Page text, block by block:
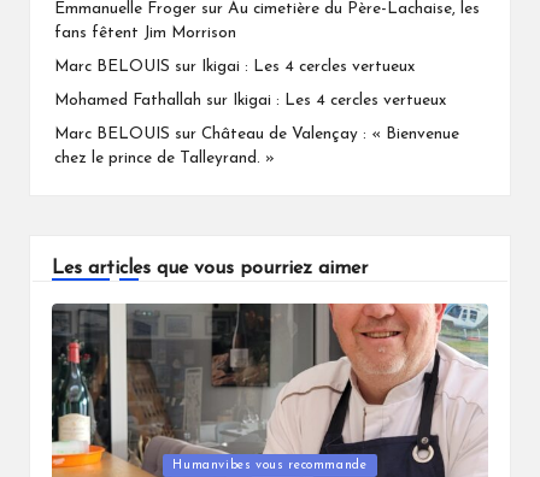
Emmanuelle Froger sur Au cimetière du Père-Lachaise, les
fans fêtent Jim Morrison
Marc BELOUIS sur Ikigai : Les 4 cercles vertueux
Mohamed Fathallah sur Ikigai : Les 4 cercles vertueux
Marc BELOUIS sur Château de Valençay : « Bienvenue
chez le prince de Talleyrand. »
Les articles que vous pourriez aimer
Posted
Humanvibes vous recommande